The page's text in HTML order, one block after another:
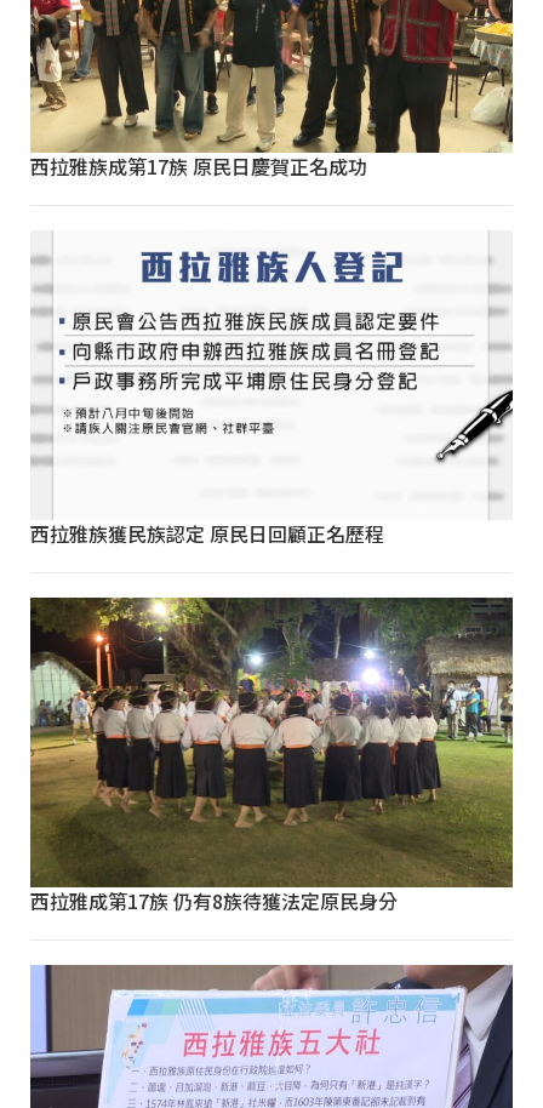
西拉雅族成第17族 原民日慶賀正名成功
西拉雅族獲民族認定 原民日回顧正名歷程
西拉雅成第17族 仍有8族待獲法定原民身分